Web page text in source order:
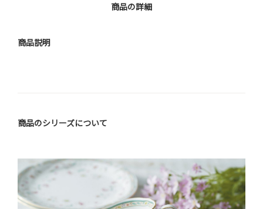
商品の詳細
商品説明
商品のシリーズについて